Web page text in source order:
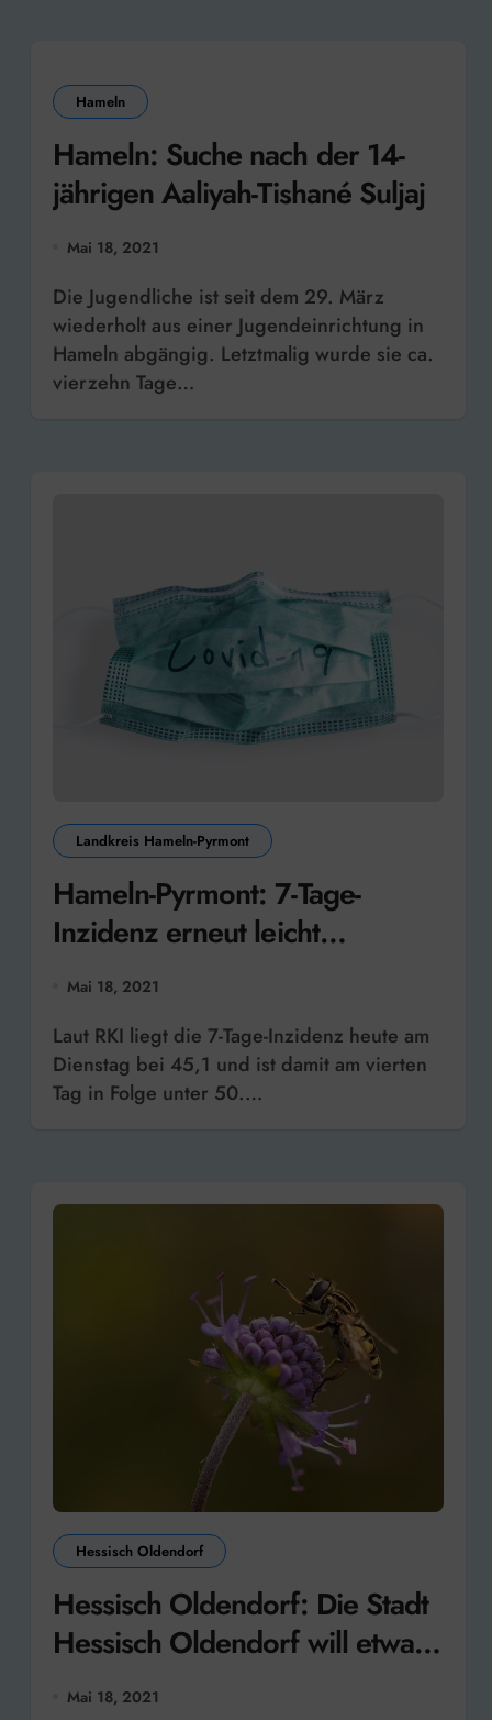
Hameln
Hameln: Suche nach der 14-
jährigen Aaliyah-Tishané Suljaj
Mai 18, 2021
Die Jugendliche ist seit dem 29. März
wiederholt aus einer Jugendeinrichtung in
Hameln abgängig. Letztmalig wurde sie ca.
vierzehn Tage…
Landkreis Hameln-Pyrmont
Hameln-Pyrmont: 7-Tage-
Inzidenz erneut leicht
gesunken – 13 Neuinfektionen
und ein Todesfall
Mai 18, 2021
Laut RKI liegt die 7-Tage-Inzidenz heute am
Dienstag bei 45,1 und ist damit am vierten
Tag in Folge unter 50.…
Hessisch Oldendorf
Hessisch Oldendorf: Die Stadt
Hessisch Oldendorf will etwas
für die Artenvielfalt tun
Mai 18, 2021